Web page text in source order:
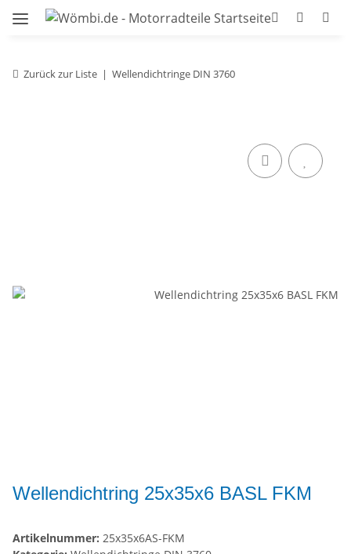
Zurück zur Liste Wellendichtringe DIN 3760
Wellendichtring 25x35x6 BASL FKM
Artikelnummer: 25x35x6AS-FKM